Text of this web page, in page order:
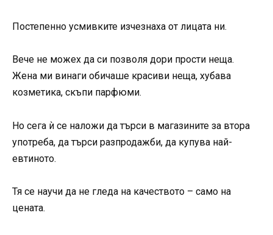
Постепенно усмивките изчезнаха от лицата ни.
Вече не можех да си позволя дори прости неща.
Жена ми винаги обичаше красиви неща, хубава
козметика, скъпи парфюми.
Но сега ѝ се наложи да търси в магазините за втора
употреба, да търси разпродажби, да купува най-
евтиното.
Тя се научи да не гледа на качеството – само на
цената.